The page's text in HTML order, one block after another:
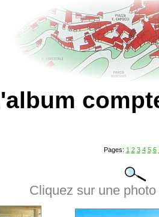
Pages: 1 2 3 4 5 6
Cliquez sur une